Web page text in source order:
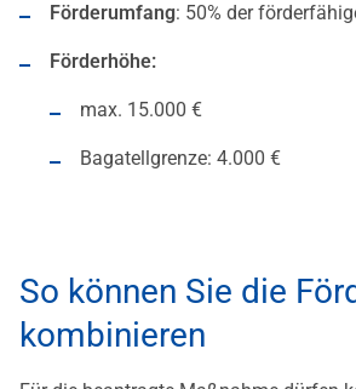
Förderumfang: 50% der
Förderhöhe:
max. 15.000 €
Bagatellgrenze: 4.000 €
So können Sie die
kombinieren